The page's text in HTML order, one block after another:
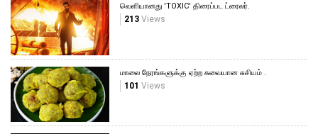
வெளியானது 'TOXIC' திரைப்பட ட்ரைலர்.
213 Views
மாலை நேரங்களுக்கு ஏற்ற சுவையான சுசியம் .
101 Views